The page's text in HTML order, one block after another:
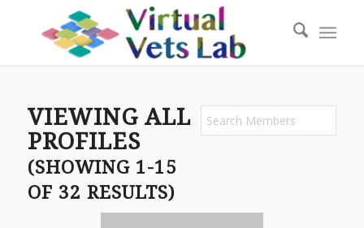
Search
for:
VIEWING ALL
PROFILES
(SHOWING 1-15
OF 32 RESULTS)